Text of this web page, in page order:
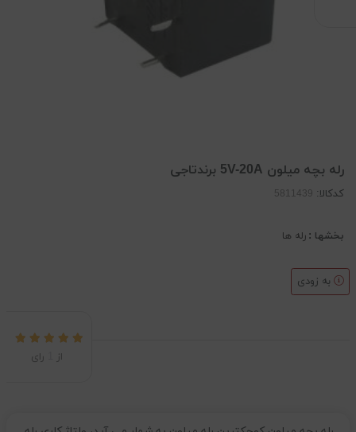
رله بچه میلون 5V-20A برندتاجی
کدکالا:
بخشها : رله ها
به زودی
از رای